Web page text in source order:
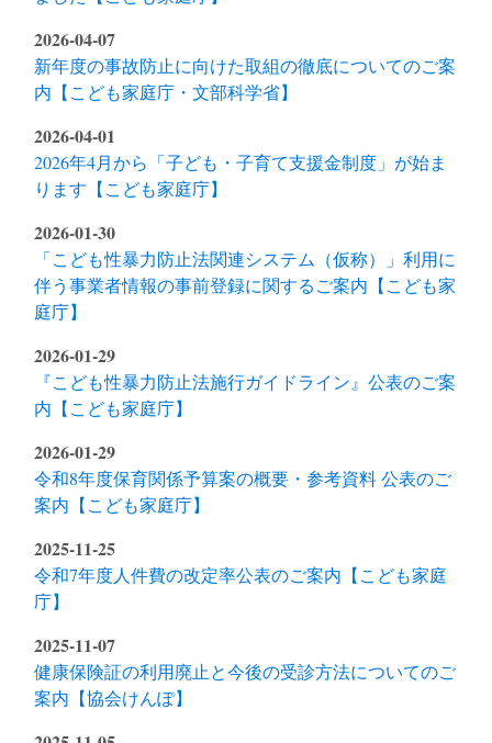
2026-04-07
新年度の事故防止に向けた取組の徹底についてのご案
内【こども家庭庁・文部科学省】
2026-04-01
2026年4月から「子ども・子育て支援金制度」が始ま
ります【こども家庭庁】
2026-01-30
「こども性暴力防止法関連システム（仮称）」利用に
伴う事業者情報の事前登録に関するご案内【こども家
庭庁】
2026-01-29
『こども性暴力防止法施行ガイドライン』公表のご案
内【こども家庭庁】
2026-01-29
令和8年度保育関係予算案の概要・参考資料 公表のご
案内【こども家庭庁】
2025-11-25
令和7年度人件費の改定率公表のご案内【こども家庭
庁】
2025-11-07
健康保険証の利用廃止と今後の受診方法についてのご
案内【協会けんぽ】